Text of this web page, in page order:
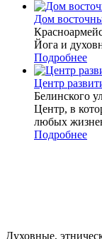
Дом
Йога и
Подробнее
Центр
Белинского
Центр, в
любых
Подробнее
Духовные,